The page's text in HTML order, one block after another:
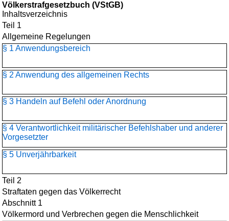
Völkerstrafgesetzbuch (VStGB)
Inhaltsverzeichnis
Teil 1
Allgemeine Regelungen
§ 1 Anwendungsbereich
§ 2 Anwendung des allgemeinen Rechts
§ 3 Handeln auf Befehl oder Anordnung
§ 4 Verantwortlichkeit militärischer Befehlshaber und anderer
Vorgesetzter
§ 5 Unverjährbarkeit
Teil 2
Straftaten gegen das Völkerrecht
Abschnitt 1
Völkermord und Verbrechen gegen die Menschlichkeit